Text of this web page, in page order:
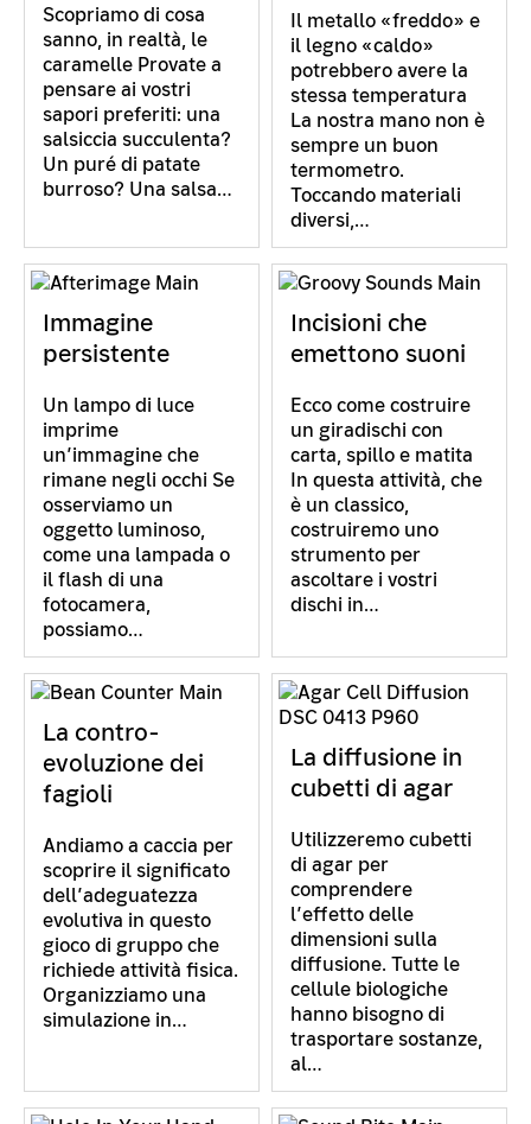
Scopriamo di cosa
sanno, in realtà, le
caramelle Provate a
pensare ai vostri
sapori preferiti: una
salsiccia succulenta?
Un puré di patate
burroso? Una salsa…
Il metallo «freddo» e
il legno «caldo»
potrebbero avere la
stessa temperatura
La nostra mano non è
sempre un buon
termometro.
Toccando materiali
diversi,…
Immagine
persistente
Un lampo di luce
imprime
un’immagine che
rimane negli occhi Se
osserviamo un
oggetto luminoso,
come una lampada o
il flash di una
fotocamera,
possiamo…
Incisioni che
emettono suoni
Ecco come costruire
un giradischi con
carta, spillo e matita
In questa attività, che
è un classico,
costruiremo uno
strumento per
ascoltare i vostri
dischi in…
La contro-
evoluzione dei
fagioli
Andiamo a caccia per
scoprire il significato
dell’adeguatezza
evolutiva in questo
gioco di gruppo che
richiede attività fisica.
Organizziamo una
simulazione in…
La diffusione in
cubetti di agar
Utilizzeremo cubetti
di agar per
comprendere
l’effetto delle
dimensioni sulla
diffusione. Tutte le
cellule biologiche
hanno bisogno di
trasportare sostanze,
al…